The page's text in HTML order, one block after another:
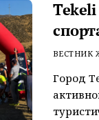
ВЕСТНИК
Город